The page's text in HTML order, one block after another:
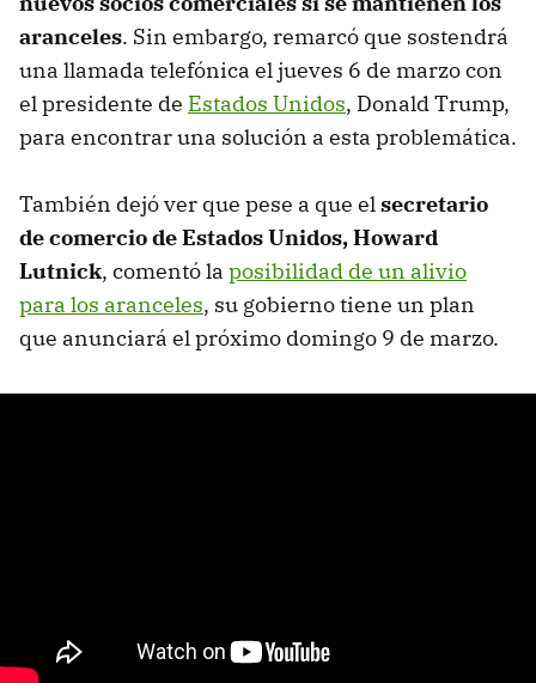
aranceles. Sin embargo, remarcó que sostendrá
una llamada telefónica el jueves 6 de marzo con
el presidente de Estados Unidos, Donald Trump,
para encontrar una solución a esta problemática.
También dejó ver que pese a que elsecretario
de comercio de Estados Unidos, Howard
Lutnick, comentó la posibilidad de un alivio
para los aranceles, su gobierno tiene un plan
que anunciará el próximo domingo 9 de marzo.